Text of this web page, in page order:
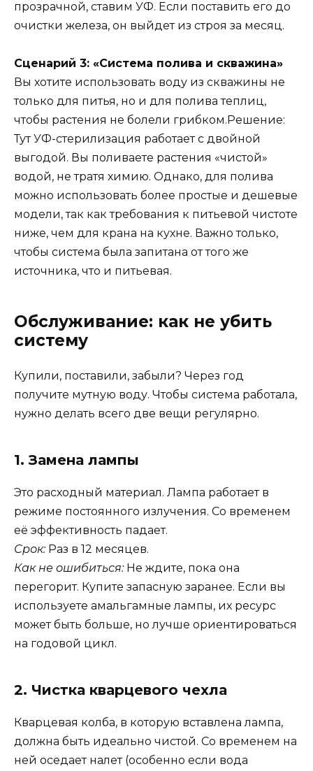
прозрачной, ставим УФ. Если поставить его до
очистки железа, он выйдет из строя за месяц.
Сценарий 3: «Система полива и скважина»
Вы хотите использовать воду из скважины не
только для питья, но и для полива теплиц,
чтобы растения не болели грибком.Решение:
Тут УФ-стерилизация работает с двойной
выгодой. Вы поливаете растения «чистой»
водой, не тратя химию. Однако, для полива
можно использовать более простые и дешевые
модели, так как требования к питьевой чистоте
ниже, чем для крана на кухне. Важно только,
чтобы система была запитана от того же
источника, что и питьевая.
Обслуживание: как не убить
систему
Купили, поставили, забыли? Через год
получите мутную воду. Чтобы система работала,
нужно делать всего две вещи регулярно.
1. Замена лампы
Это расходный материал. Лампа работает в
режиме постоянного излучения. Со временем
её эффективность падает.
Срок:Раз в 12 месяцев.
Как не ошибиться:Не ждите, пока она
перегорит. Купите запасную заранее. Если вы
используете амальгамные лампы, их ресурс
может быть больше, но лучше ориентироваться
на годовой цикл.
2. Чистка кварцевого чехла
Кварцевая колба, в которую вставлена лампа,
должна быть идеально чистой. Со временем на
ней оседает налет (особенно если вода